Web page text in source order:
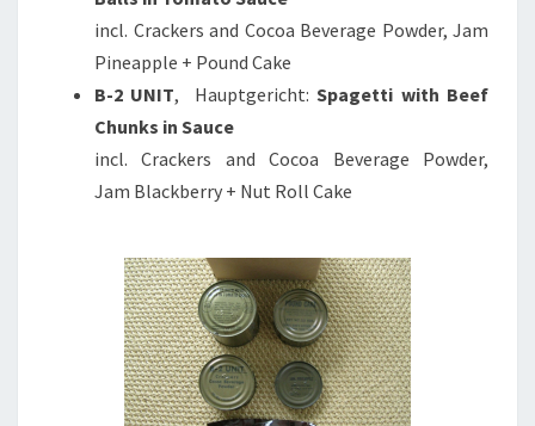
incl. Crackers and Cocoa Beverage Powder, Jam
Pineapple + Pound Cake
B-2 UNIT, Hauptgericht:Spagetti with Beef
Chunks in Sauce
incl. Crackers and Cocoa Beverage Powder,
Jam Blackberry + Nut Roll Cake